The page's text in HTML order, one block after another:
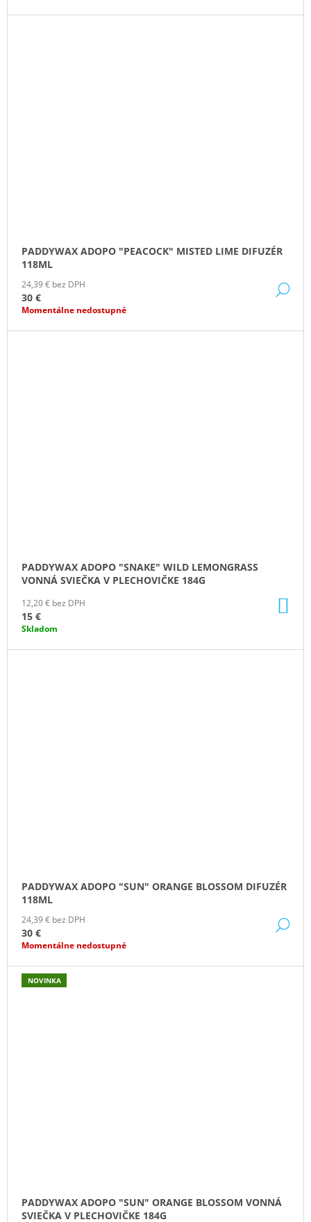
PADDYWAX ADOPO "PEACOCK" MISTED LIME DIFUZÉR
118ML
24,39 € bez DPH
30 €
Momentálne nedostupné
PADDYWAX ADOPO "SNAKE" WILD LEMONGRASS
VONNÁ SVIEČKA V PLECHOVIČKE 184G
12,20 € bez DPH
15 €
Skladom
PADDYWAX ADOPO "SUN" ORANGE BLOSSOM DIFUZÉR
118ML
24,39 € bez DPH
30 €
Momentálne nedostupné
NOVINKA
PADDYWAX ADOPO "SUN" ORANGE BLOSSOM VONNÁ
SVIEČKA V PLECHOVIČKE 184G